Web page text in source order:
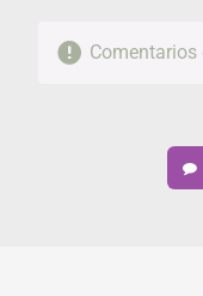
Comentarios